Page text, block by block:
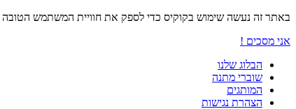
באתר זה נעשה שימוש בקוקיס כדי לספק את חוויית המשתמש
אני מסכים !
הבלוג שלנו
שוברי מתנה
המותגים
הצהרת נגישות